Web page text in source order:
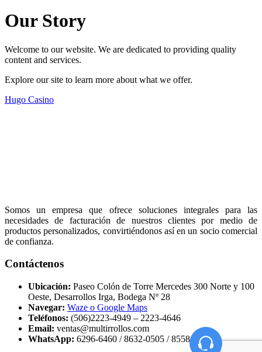
Our Story
Welcome to our website. We are dedicated to providing quality
content and services.
Explore our site to learn more about what we offer.
Hugo Casino
Somos un empresa que ofrece soluciones integrales para las
necesidades de facturación de nuestros clientes por medio de
productos personalizados, convirtiéndonos así en un socio comercial
de confianza.
Contáctenos
Ubicación: Paseo Colón de Torre Mercedes 300 Norte y 100
Oeste, Desarrollos Irga, Bodega Nº 28
Navegar: Waze o Google Maps
Teléfonos: (506)2223-4949 – 2223-4646
Email: ventas@multirrollos.com
WhatsApp: 6296-6460 / 8632-0505 / 8558-5000